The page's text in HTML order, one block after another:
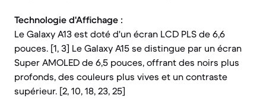
Technologie d'Affichage :
Le Galaxy A13 est doté d'un écran LCD PLS de 6,6
pouces. [1, 3] Le Galaxy A15 se distingue par un écran
Super AMOLED de 6,5 pouces, offrant des noirs plus
profonds, des couleurs plus vives et un contraste
supérieur. [2, 10, 18, 23, 25]